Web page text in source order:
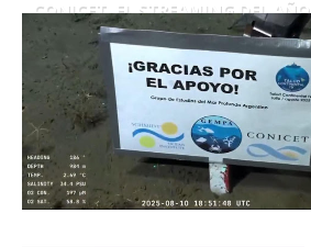
CONICET. EL STREAMING DEL AÑO